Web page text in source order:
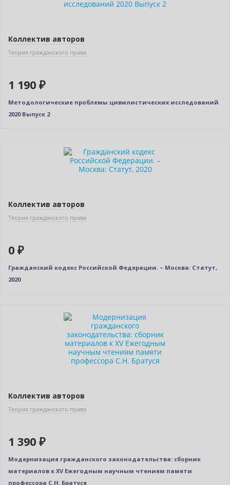
Коллектив авторов
Теория гражданского права
1 190 ₽
Методологические проблемы цивилистических исследований
2020 Выпуск 2
Коллектив авторов
Теория гражданского права
0 ₽
Гражданский кодекс Российской Федерации. – Москва: Статут,
2020
Коллектив авторов
Теория гражданского права
1 390 ₽
Модернизация гражданского законодательства: сборник
материалов к XV Ежегодным научным чтениям памяти
профессора С.Н. Братуся